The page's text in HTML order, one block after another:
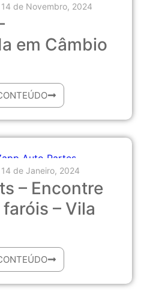
14 de Novembro, 2024
em Câmbio
14 de Janeiro, 2024
– Encontre
– Vila